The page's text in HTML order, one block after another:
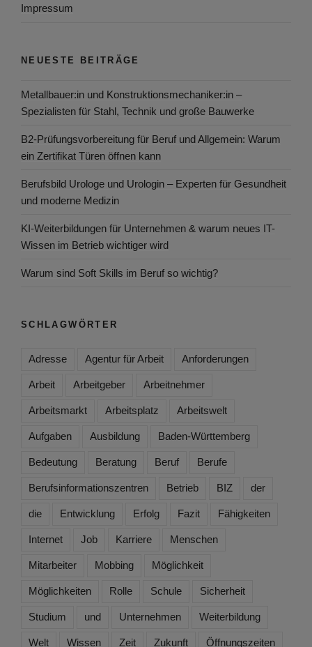
Impressum
NEUESTE BEITRÄGE
Metallbauer:in und Konstruktionsmechaniker:in –
Spezialisten für Stahl, Technik und große Bauwerke
B2-Prüfungsvorbereitung für Beruf und Allgemein: Warum
ein Zertifikat Türen öffnen kann
Berufsbild Urologe und Urologin – Experten für Gesundheit
und moderne Medizin
KI-Weiterbildungen für Unternehmen & warum neues IT-
Wissen im Betrieb wichtiger wird
Warum sind Soft Skills im Beruf so wichtig?
SCHLAGWÖRTER
Adresse Agentur für Arbeit Anforderungen
Arbeit Arbeitgeber Arbeitnehmer
Arbeitsmarkt Arbeitsplatz Arbeitswelt
Aufgaben Ausbildung Baden-Württemberg
Bedeutung Beratung Beruf Berufe
Berufsinformationszentren Betrieb BIZ der
die Entwicklung Erfolg Fazit Fähigkeiten
Internet Job Karriere Menschen
Mitarbeiter Mobbing Möglichkeit
Möglichkeiten Rolle Schule Sicherheit
Studium und Unternehmen Weiterbildung
Welt Wissen Zeit Zukunft Öffnungszeiten